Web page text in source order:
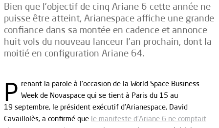
Bien que l’objectif de cinq Ariane 6 cette année ne
puisse être atteint, Arianespace affiche une grande
confiance dans sa montée en cadence et annonce
huit vols du nouveau lanceur l’an prochain, dont la
moitié en configuration Ariane 64.
P renant la parole à l’occasion de la World Space Business
Week de Novaspace qui se tient à Paris du 15 au
19 septembre, le président exécutif d’Arianespace, David
Cavaillolès, a confirmé que le manifeste d’Ariane 6 ne comptait